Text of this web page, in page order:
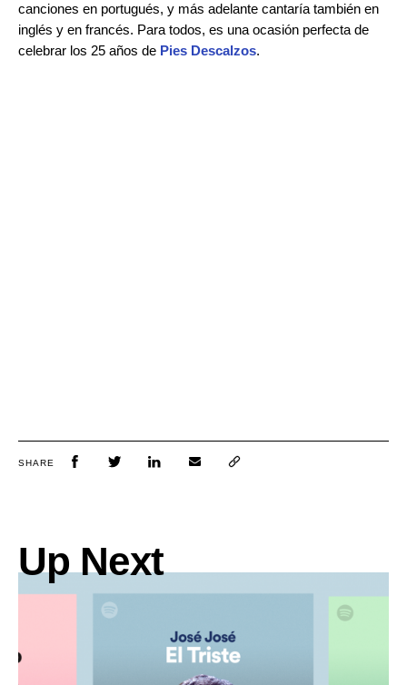
canciones en portugués, y más adelante cantaría también en
inglés y en francés. Para todos, es una ocasión perfecta de
celebrar los 25 años de Pies Descalzos.
SHARE
Up Next